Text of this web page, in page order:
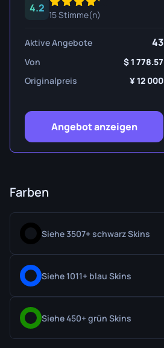
4.2
15 Stimme(n)
Aktive Angebote 43
Von
1 778.57
Originalpreis
12 000
Angebot anzeigen
Farben
Siehe 3507+ schwarz Skins
Siehe 1011+ blau Skins
Siehe 450+ grün Skins